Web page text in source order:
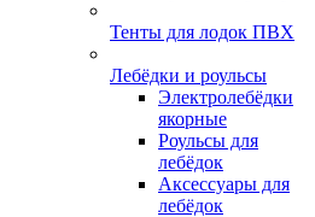
Тенты для лодок ПВХ
Лебёдки и роульсы
Электролебёдки
якорные
Роульсы для
лебёдок
Аксессуары для
лебёдок